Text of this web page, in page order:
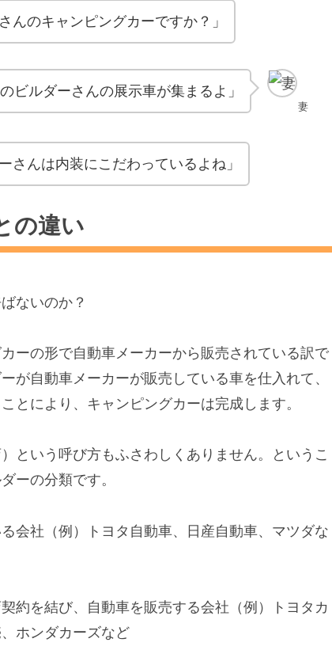
んのキャンピングカーですか？」
妻
ビルダーさんの展示車が集まるよ」
さんは内装にこだわっているよね」
の違い
ないのか？
ーの形で自動車メーカーから販売されている訳で
が自動車メーカーが販売している車を仕入れて、
とにより、キャンピングカーは完成します。
という呼び方もふさわしくありません。というこ
ーの分類です。
会社（例）トヨタ自動車、日産自動車、マツダな
約を結び、自動車を販売する会社（例）トヨタカ
ホンダカーズなど